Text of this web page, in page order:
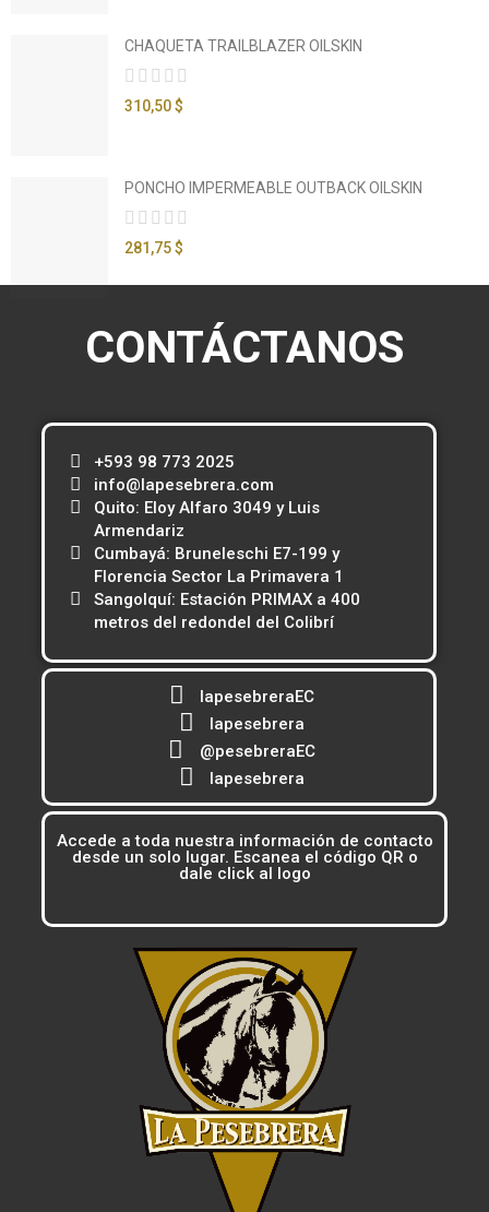
CHAQUETA TRAILBLAZER OILSKIN
310,50 $
PONCHO IMPERMEABLE OUTBACK OILSKIN
281,75 $
CONTÁCTANOS
+593 98 773 2025
info@lapesebrera.com
Quito: Eloy Alfaro 3049 y Luis
Armendariz
Cumbayá: Bruneleschi E7-199 y
Florencia Sector La Primavera 1
Sangolquí: Estación PRIMAX a 400
metros del redondel del Colibrí
lapesebreraEC
lapesebrera
@pesebreraEC
lapesebrera
Accede a toda nuestra información de contacto
desde un solo lugar. Escanea el código QR o
dale click al logo